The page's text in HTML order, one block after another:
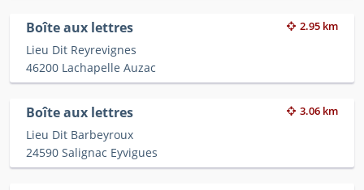
Boîte aux lettres 2.95 km
Lieu Dit Reyrevignes
46200 Lachapelle Auzac
Boîte aux lettres 3.06 km
Lieu Dit Barbeyroux
24590 Salignac Eyvigues